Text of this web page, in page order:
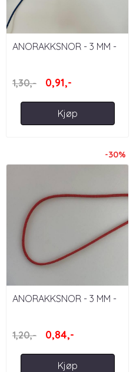
ANORAKKSNOR - 3 MM -
1,30,-
0,91,-
Kjøp
-30%
ANORAKKSNOR - 3 MM -
1,20,-
0,84,-
Kjøp